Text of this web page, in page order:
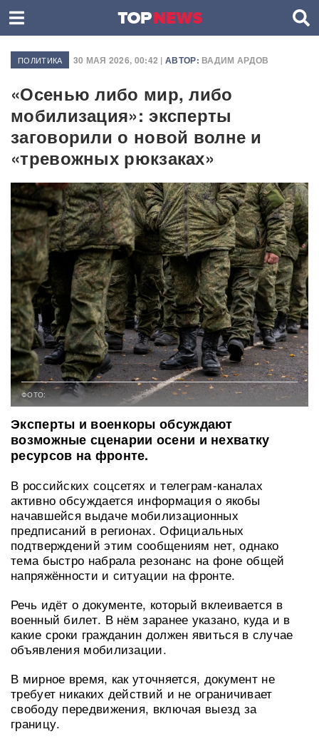
ПОЛИТИКА 30 МАЯ 2026, 00:42 | АВТОР: ВАДИМ АРДОВ
«Осенью либо мир, либо
мобилизация»: эксперты
заговорили о новой волне и
«тревожных рюкзаках»
ФОТО:
Эксперты и военкоры обсуждают
возможные сценарии осени и нехватку
ресурсов на фронте.
В российских соцсетях и телеграм-каналах
активно обсуждается информация о якобы
начавшейся выдаче мобилизационных
предписаний в регионах. Официальных
подтверждений этим сообщениям нет, однако
тема быстро набрала резонанс на фоне общей
напряжённости и ситуации на фронте.
Речь идёт о документе, который вклеивается в
военный билет. В нём заранее указано, куда и в
какие сроки гражданин должен явиться в случае
объявления мобилизации.
В мирное время, как уточняется, документ не
требует никаких действий и не ограничивает
свободу передвижения, включая выезд за
границу.